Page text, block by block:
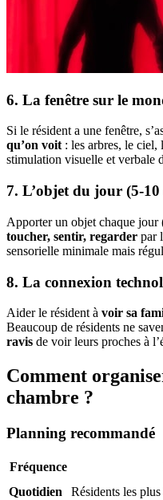
6. La fenêtre sur le
Si le résident a une fenêtre,
qu’on voit : les arbres, le ciel,
stimulation visuelle et verbale
7. L’objet du jour (5-
Apporter un objet chaque
toucher, sentir, regarder par
sensorielle minimale mais
8. La connexion
Aider le résident à voir sa
Beaucoup de résidents ne
ravis de voir leurs proches à
Comment
chambre ?
Planning recommandé
Fréquence
Quotidien
Résidents les